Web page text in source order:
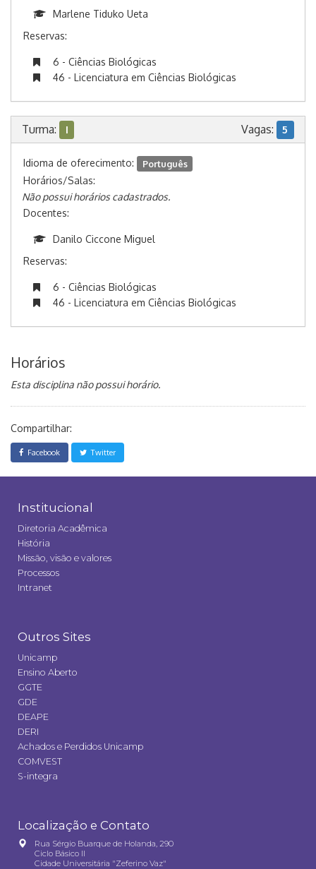
Marlene Tiduko Ueta
Reservas:
6 - Ciências Biológicas
46 - Licenciatura em Ciências Biológicas
Turma: I Vagas: 5
Idioma de oferecimento: Português
Horários/Salas:
Não possui horários cadastrados.
Docentes:
Danilo Ciccone Miguel
Reservas:
6 - Ciências Biológicas
46 - Licenciatura em Ciências Biológicas
Horários
Esta disciplina não possui horário.
Compartilhar:
Facebook Twitter
Institucional
Diretoria Acadêmica
História
Missão, visão e valores
Processos
Intranet
Outros Sites
Unicamp
Ensino Aberto
GGTE
GDE
DEAPE
DERI
Achados e Perdidos Unicamp
COMVEST
S-integra
Localização e Contato
Rua Sérgio Buarque de Holanda, 290
Ciclo Básico II
Cidade Universitária "Zeferino Vaz"